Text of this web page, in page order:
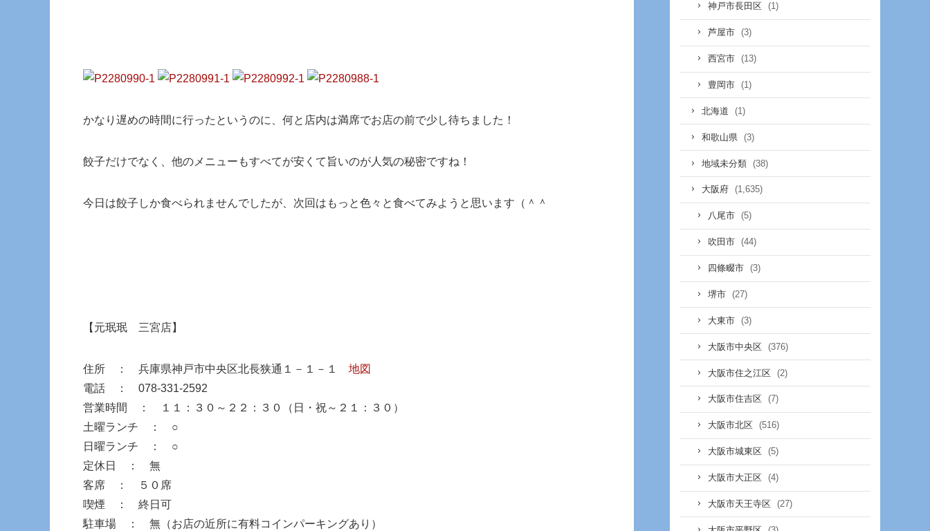
かなり遅めの時間に行ったというのに、何と店内は満席でお店の前で少し待ちました！
餃子だけでなく、他のメニューもすべてが安くて旨いのが人気の秘密ですね！
今日は餃子しか食べられませんでしたが、次回はもっと色々と食べてみようと思います（＾＾
【元珉珉 三宮店】
住所 ： 兵庫県神戸市中央区北長狭通１－１－１ 地図
電話 ： 078-331-2592
営業時間 ： １１：３０～２２：３０（日・祝～２１：３０）
土曜ランチ ： ○
日曜ランチ ： ○
定休日 ： 無
客席 ： ５０席
喫煙 ： 終日可
駐車場 ： 無（お店の近所に有料コインパーキングあり）
神戸市長田区 (1)
芦屋市 (3)
西宮市 (13)
豊岡市 (1)
北海道 (1)
和歌山県 (3)
地域未分類 (38)
大阪府 (1,635)
八尾市 (5)
吹田市 (44)
四條畷市 (3)
堺市 (27)
大東市 (3)
大阪市中央区 (376)
大阪市住之江区 (2)
大阪市住吉区 (7)
大阪市北区 (516)
大阪市城東区 (5)
大阪市大正区 (4)
大阪市天王寺区 (27)